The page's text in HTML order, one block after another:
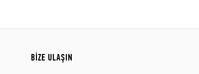
BİZE ULAŞIN